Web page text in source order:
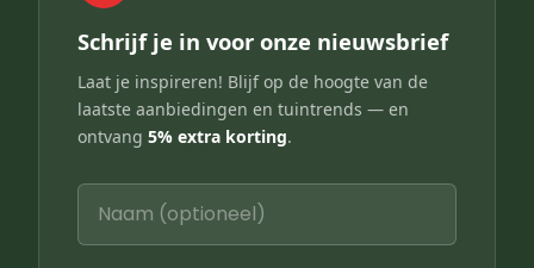
Schrijf je in voor onze nieuwsbrief
Laat je inspireren! Blijf op de hoogte van de
laatste aanbiedingen en tuintrends — en
ontvang 5% extra korting.